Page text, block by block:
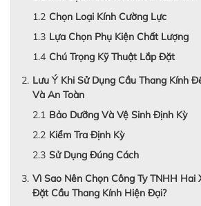
Chọn Loại Kính Cường Lực
Lựa Chọn Phụ Kiện Chất Lượng
Chú Trọng Kỹ Thuật Lắp Đặt
Lưu Ý Khi Sử Dụng Cầu Thang Kính
Và An Toàn
Bảo Dưỡng Và Vệ Sinh Định Kỳ
Kiểm Tra Định Kỳ
Sử Dụng Đúng Cách
Vì Sao Nên Chọn Công Ty TNHH Hai
Đặt Cầu Thang Kính Hiện Đại?